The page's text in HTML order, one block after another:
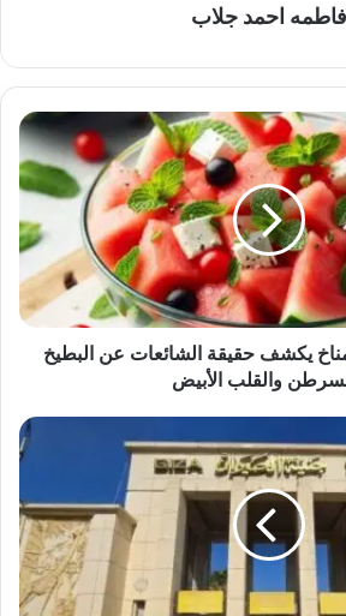
فاطمه احمد جلاب
يكشف حقيقة الشائعات عن البطيخ
والقلب الأبيض